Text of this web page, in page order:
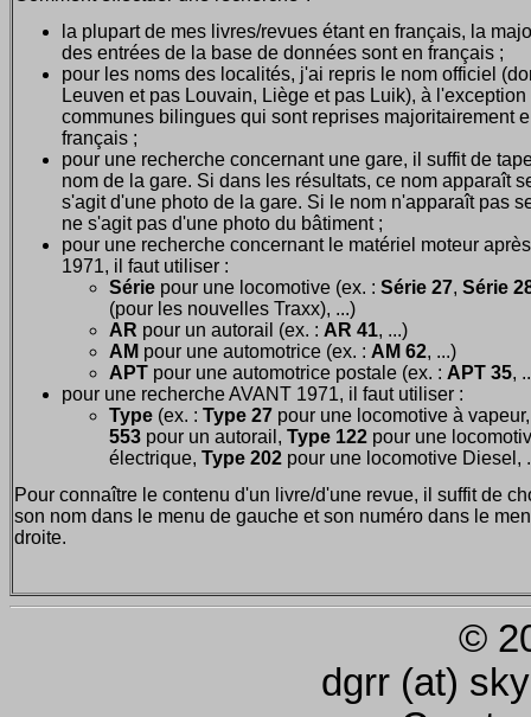
la plupart de mes livres/revues étant en français, la
des entrées de la base de données sont en français ;
pour les noms des localités, j'ai repris le nom officiel
Leuven et pas Louvain, Liège et pas Luik), à l'exception
communes bilingues qui sont reprises majoritairement
français ;
pour une recherche concernant une gare, il suffit de
nom de la gare. Si dans les résultats, ce nom apparaît
s'agit d'une photo de la gare. Si le nom n'apparaît pas
ne s'agit pas d'une photo du bâtiment ;
pour une recherche concernant le matériel moteur après
1971, il faut utiliser :
Série pour une locomotive (ex. : Série 27, Série
(pour les nouvelles Traxx), ...)
AR pour un autorail (ex. : AR 41, ...)
AM pour une automotrice (ex. : AM 62, ...)
APT pour une automotrice postale (ex. : APT 35,
pour une recherche AVANT 1971, il faut utiliser :
Type (ex. : Type 27 pour une locomotive à
553 pour un autorail, Type 122 pour une
électrique, Type 202 pour une locomotive Diesel,
Pour connaître le contenu d'un livre/d'une revue, il suffit de
son nom dans le menu de gauche et son numéro dans le
droite.
©
dgrr (at)